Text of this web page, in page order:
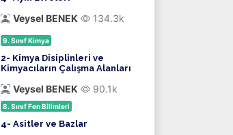
Veysel BENEK 134.3k
9. Sınıf Kimya
2- Kimya Disiplinleri ve
Kimyacıların Çalışma Alanları
Veysel BENEK 90.1k
8. Sınıf Fen Bilimleri
4- Asitler ve Bazlar